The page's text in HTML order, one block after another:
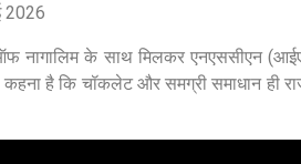
2026
नागालिम के साथ मिलकर एनएससीएन
है कि चॉकलेट और समग्री समाधान ही